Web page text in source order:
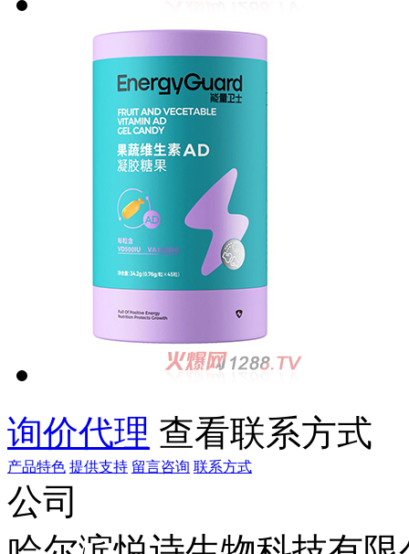
询价代理 查看联系方式
产品特色 提供支持 留言咨询 联系方式
公司